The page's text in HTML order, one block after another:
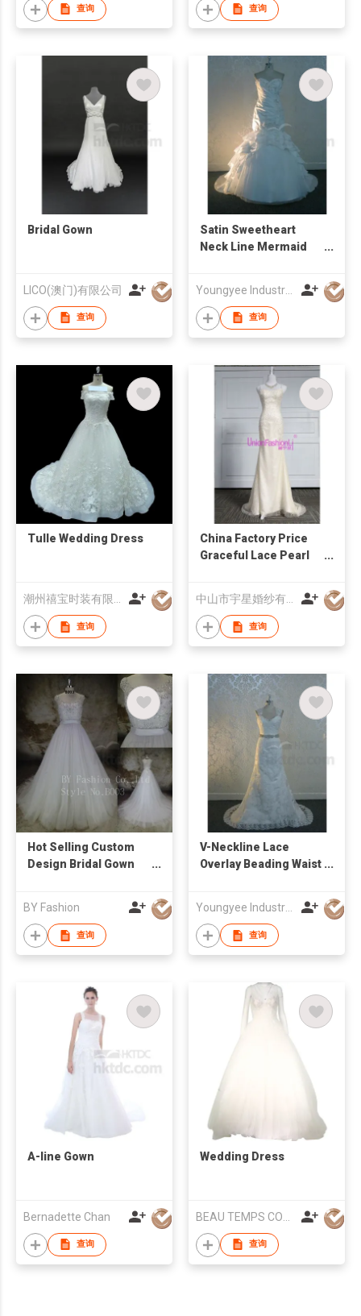
查询 查询
Bridal Gown
LICO(澳门)有限公司
查询
Satin Sweetheart
Neck Line Mermaid
Youngyee Industry Company Ltd.
查询
Tulle Wedding Dress
查询
China Factory Price
Graceful Lace Pearl
Wedding Dress
查询
Hot Selling Custom
Design Bridal Gown
Organza Aline
Wedding Dress
BY Fashion
查询
V-Neckline Lace
Overlay Beading Waist
Youngyee Industry Company Ltd.
查询
A-line Gown
Bernadette Chan
查询
Wedding Dress
查询